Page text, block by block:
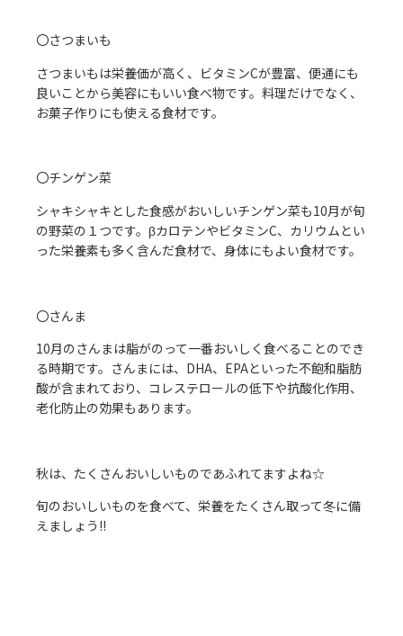
〇さつまいも
さつまいもは栄養価が高く、ビタミンCが豊富、便通にも
良いことから美容にもいい食べ物です。料理だけでなく、
お菓子作りにも使える食材です。
〇チンゲン菜
シャキシャキとした食感がおいしいチンゲン菜も10月が旬
の野菜の１つです。βカロテンやビタミンC、カリウムとい
った栄養素も多く含んだ食材で、身体にもよい食材です。
〇さんま
10月のさんまは脂がのって一番おいしく食べることのでき
る時期です。さんまには、DHA、EPAといった不飽和脂肪
酸が含まれており、コレステロールの低下や抗酸化作用、
老化防止の効果もあります。
秋は、たくさんおいしいものであふれてますよね☆
旬のおいしいものを食べて、栄養をたくさん取って冬に備
えましょう!!